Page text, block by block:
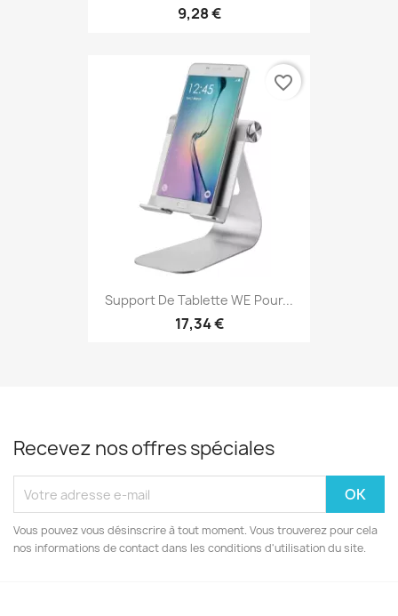
9,28 €
Support De Tablette WE Pour...
17,34 €
favorite_border
Recevez nos offres spéciales
Vous pouvez vous désinscrire à tout moment. Vous trouverez pour cela
nos informations de contact dans les conditions d'utilisation du site.